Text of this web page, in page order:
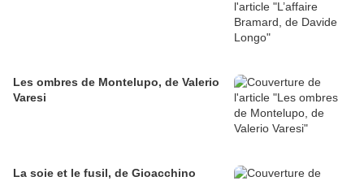
Les ombres de Montelupo, de Valerio
Varesi
La soie et le fusil, de Gioacchino